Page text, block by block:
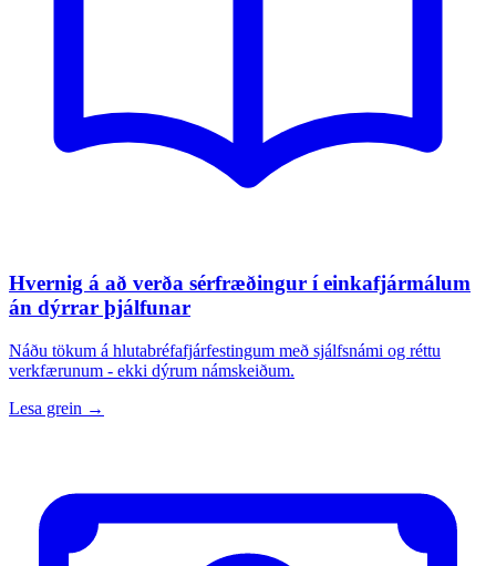
Hvernig á að verða sérfræðingur í einkafjármálum
án dýrrar þjálfunar
Náðu tökum á hlutabréfafjárfestingum með sjálfsnámi og réttu
verkfærunum - ekki dýrum námskeiðum.
Lesa grein →